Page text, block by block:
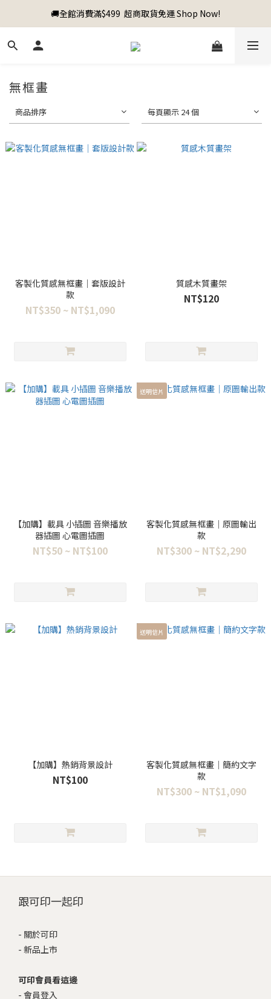
🚚全館消費滿$499  超商取貨免運 Shop Now!
無框畫
商品排序 每頁顯示 24 個
客製化質感無框畫｜套版設計
款
NT$350 ~ NT$1,090
質感木質畫架
NT$120
【加購】載具 小插圖 音樂播放
器插圖 心電圖插圖
NT$50 ~ NT$100
送明信片
客製化質感無框畫｜原圖輸出
款
NT$300 ~ NT$2,290
【加購】熱銷背景設計
NT$100
送明信片
客製化質感無框畫｜簡約文字
款
NT$300 ~ NT$1,090
跟可印一起印
- 關於可印
- 新品上市
可印會員看這邊
- 會員登入